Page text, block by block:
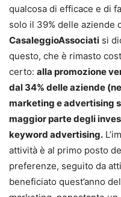
qualcosa di efficace e di
solo il 39% delle aziende
CasaleggioAssociati si
questo, che è rimasto
certo: alla promozione
dal 34% delle aziende
marketing e advertising
maggior parte degli
keyword advertising.
attività è al primo posto
preferenze, seguito da
beneficiato quest’anno